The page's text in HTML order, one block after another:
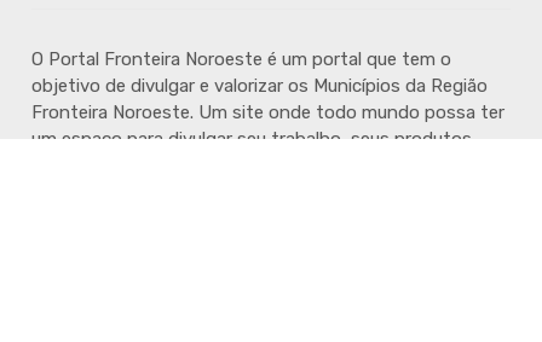
O Portal Fronteira Noroeste é um portal que tem o
objetivo de divulgar e valorizar os Municípios da Região
Fronteira Noroeste. Um site onde todo mundo possa ter
um espaço para divulgar seu trabalho, seus produtos,